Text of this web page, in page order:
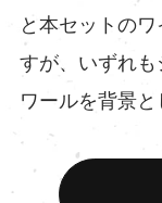
と本セットの
すが、いずれ
ワールを背景と